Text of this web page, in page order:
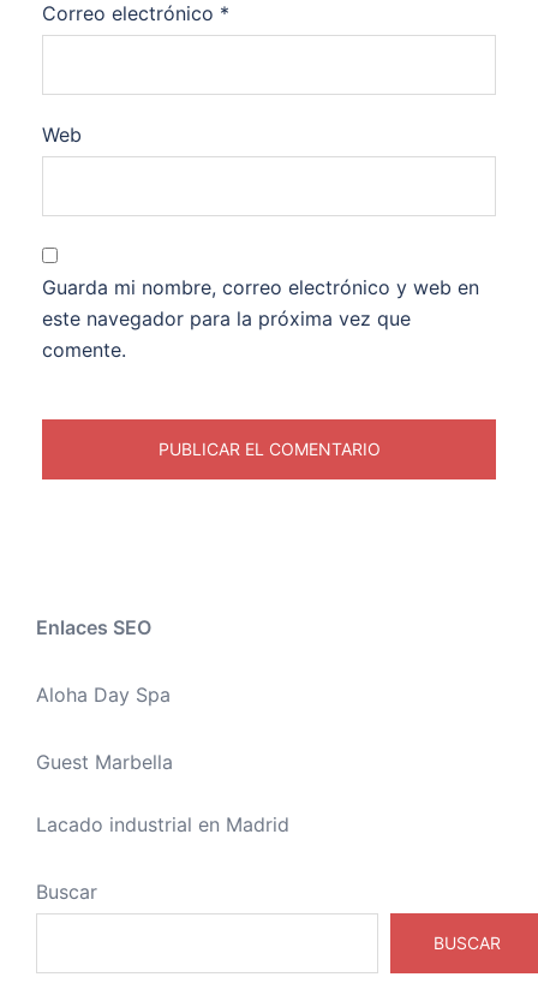
Correo electrónico *
Web
Guarda mi nombre, correo electrónico y web en
este navegador para la próxima vez que
comente.
Enlaces SEO
Aloha Day Spa
Guest Marbella
Lacado industrial en Madrid
Buscar
BUSCAR